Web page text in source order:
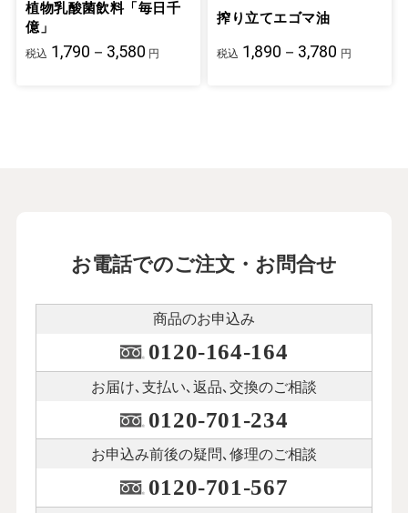
植物乳酸菌飲料「毎日千
億」
税込 1,790－3,580 円
搾り立てエゴマ油
税込 1,890－3,780 円
お電話でのご注文・お問合せ
商品のお申込み
0120-164-164
お届け､支払い､ 返品､交換のご相談
0120-701-234
お申込み前後の疑問､修理のご相談
0120-701-567